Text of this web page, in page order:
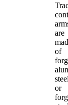
are
of
steel
or